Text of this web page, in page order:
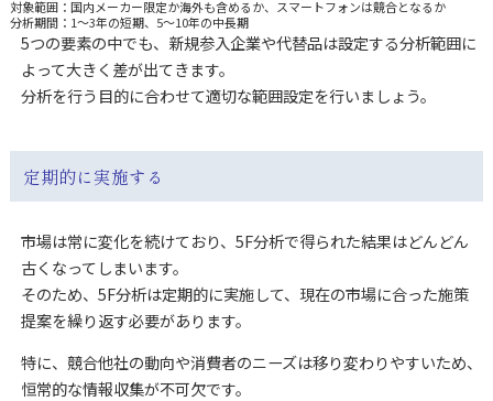
対象範囲：国内メーカー限定か海外も含めるか、スマートフォンは競合となるか
分析期間：1～3年の短期、5～10年の中長期
5つの要素の中でも、新規参入企業や代替品は設定する分析範囲に
よって大きく差が出てきます。
分析を行う目的に合わせて適切な範囲設定を行いましょう。
定期的に実施する
市場は常に変化を続けており、5F分析で得られた結果はどんどん
古くなってしまいます。
そのため、5F分析は定期的に実施して、現在の市場に合った施策
提案を繰り返す必要があります。
特に、競合他社の動向や消費者のニーズは移り変わりやすいため、
恒常的な情報収集が不可欠です。